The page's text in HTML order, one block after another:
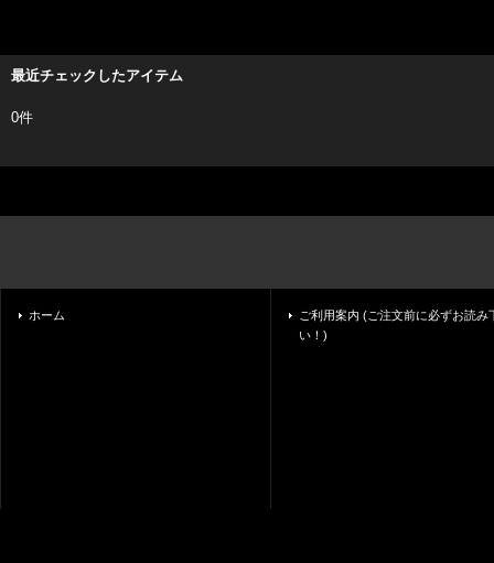
最近チェックしたアイテム
0件
ホーム
ご利用案内 (ご注文前に必ずお読み
い！)